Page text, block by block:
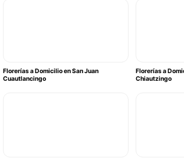
Florerías a Domicilio en San Juan
Cuautlancingo
Florerías a
Chiautzingo